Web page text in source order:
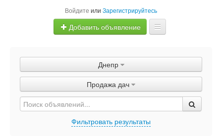
Войдите или Зарегистрируйтесь
Добавить объявление
Объявления
Быстрая продажа
Днепр
Продажа дач
Фильтровать результаты